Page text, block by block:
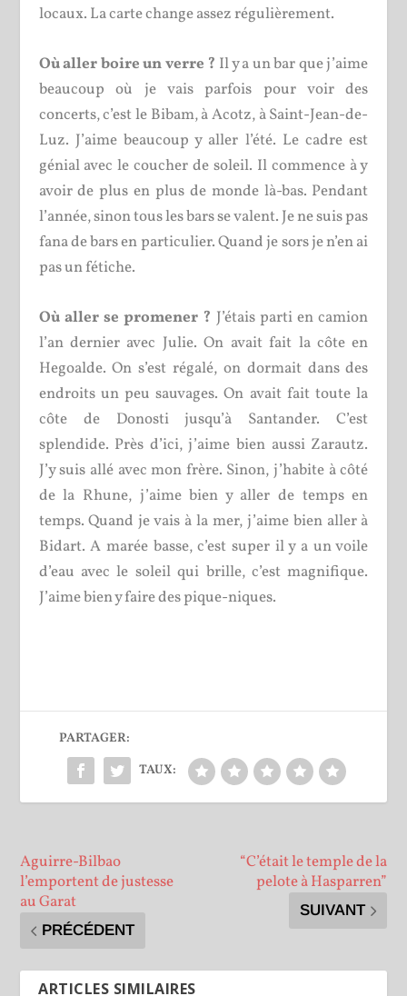
locaux. La carte change assez régulièrement.
Où aller boire un verre ? Il y a un bar que j’aime
beaucoup où je vais parfois pour voir des
concerts, c’est le Bibam, à Acotz, à Saint-Jean-de-
Luz. J’aime beaucoup y aller l’été. Le cadre est
génial avec le coucher de soleil. Il commence à y
avoir de plus en plus de monde là-bas. Pendant
l’année, sinon tous les bars se valent. Je ne suis pas
fana de bars en particulier. Quand je sors je n’en ai
pas un fétiche.
Où aller se promener ? J’étais parti en camion
l’an dernier avec Julie. On avait fait la côte en
Hegoalde. On s’est régalé, on dormait dans des
endroits un peu sauvages. On avait fait toute la
côte de Donosti jusqu’à Santander. C’est
splendide. Près d’ici, j’aime bien aussi Zarautz.
J’y suis allé avec mon frère. Sinon, j’habite à côté
de la Rhune, j’aime bien y aller de temps en
temps. Quand je vais à la mer, j’aime bien aller à
Bidart. A marée basse, c’est super il y a un voile
d’eau avec le soleil qui brille, c’est magnifique.
J’aime bien y faire des pique-niques.
PARTAGER:
TAUX:
Aguirre-Bilbao
l’emportent de justesse
au Garat
PRÉCÉDENT
“C’était le temple de la
pelote à Hasparren”
SUIVANT
ARTICLES SIMILAIRES